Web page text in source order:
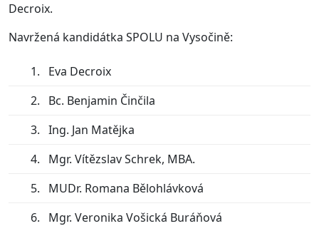
Decroix.
Navržená kandidátka SPOLU na Vysočině:
Eva Decroix
Bc. Benjamin Činčila
Ing. Jan Matějka
Mgr. Vítězslav Schrek, MBA.
MUDr. Romana Bělohlávková
Mgr. Veronika Vošická Buráňová